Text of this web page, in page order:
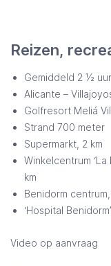
Reizen,
Gemiddeld 2 ½
Alicante –
Golfresort Meliá
Strand 700 meter
Supermarkt, 2 km
Winkelcentrum
km
Benidorm
‘Hospital
Video op aanvraag